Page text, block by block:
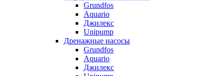
Grundfos
Aquario
Джилекс
Unipump
Дренажные насосы
Grundfos
Aquario
Джилекс